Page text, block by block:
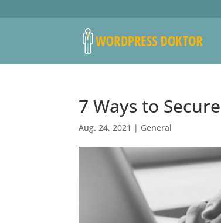
7 Ways to
Aug. 24, 2021 | General